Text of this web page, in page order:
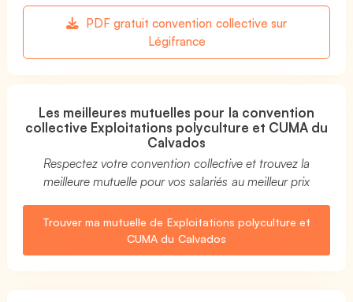
PDF gratuit convention collective sur
Légifrance
Les meilleures mutuelles pour la convention
collective Exploitations polyculture et CUMA du
Calvados
Respectez votre convention collective et trouvez la
meilleure mutuelle pour vos salariés au meilleur prix
Trouver ma mutuelle de Exploitations polyculture et
CUMA du Calvados